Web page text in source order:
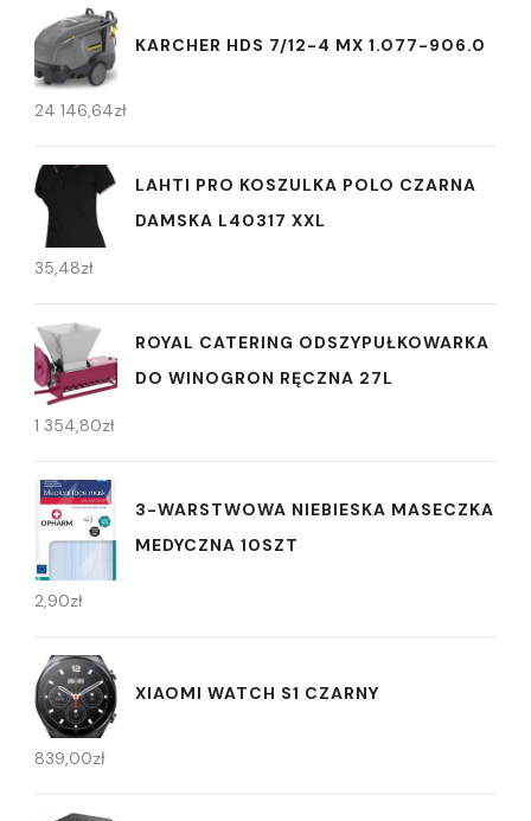
KARCHER HDS 7/12-4 MX 1.077-906.0
24 146,64zł
LAHTI PRO KOSZULKA POLO CZARNA
DAMSKA L40317 XXL
35,48zł
ROYAL CATERING ODSZYPUŁKOWARKA
DO WINOGRON RĘCZNA 27L
1 354,80zł
3-WARSTWOWA NIEBIESKA MASECZKA
MEDYCZNA 10SZT
2,90zł
XIAOMI WATCH S1 CZARNY
839,00zł